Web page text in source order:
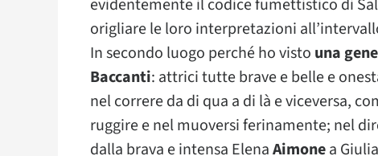
evidentemente il codice fumettistico di
origliare le loro interpretazioni
In secondo luogo perché ho visto una
Baccanti: attrici tutte brave e belle e
nel correre da di qua a di là e viceversa,
ruggire e nel muoversi ferinamente; nel
dalla brava e intensa ElenaAimonea Giulia